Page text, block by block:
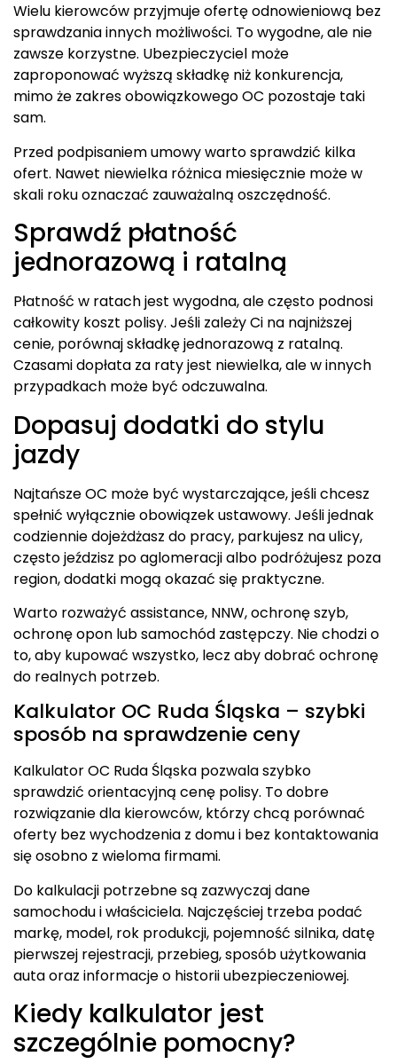
Wielu kierowców przyjmuje ofertę odnowieniową bez
sprawdzania innych możliwości. To wygodne, ale nie
zawsze korzystne. Ubezpieczyciel może
zaproponować wyższą składkę niż konkurencja,
mimo że zakres obowiązkowego OC pozostaje taki
sam.
Przed podpisaniem umowy warto sprawdzić kilka
ofert. Nawet niewielka różnica miesięcznie może w
skali roku oznaczać zauważalną oszczędność.
Sprawdź płatność
jednorazową i ratalną
Płatność w ratach jest wygodna, ale często podnosi
całkowity koszt polisy. Jeśli zależy Ci na najniższej
cenie, porównaj składkę jednorazową z ratalną.
Czasami dopłata za raty jest niewielka, ale w innych
przypadkach może być odczuwalna.
Dopasuj dodatki do stylu
jazdy
Najtańsze OC może być wystarczające, jeśli chcesz
spełnić wyłącznie obowiązek ustawowy. Jeśli jednak
codziennie dojeżdżasz do pracy, parkujesz na ulicy,
często jeździsz po aglomeracji albo podróżujesz poza
region, dodatki mogą okazać się praktyczne.
Warto rozważyć assistance, NNW, ochronę szyb,
ochronę opon lub samochód zastępczy. Nie chodzi o
to, aby kupować wszystko, lecz aby dobrać ochronę
do realnych potrzeb.
Kalkulator OC Ruda Śląska – szybki
sposób na sprawdzenie ceny
Kalkulator OC Ruda Śląska pozwala szybko
sprawdzić orientacyjną cenę polisy. To dobre
rozwiązanie dla kierowców, którzy chcą porównać
oferty bez wychodzenia z domu i bez kontaktowania
się osobno z wieloma firmami.
Do kalkulacji potrzebne są zazwyczaj dane
samochodu i właściciela. Najczęściej trzeba podać
markę, model, rok produkcji, pojemność silnika, datę
pierwszej rejestracji, przebieg, sposób użytkowania
auta oraz informacje o historii ubezpieczeniowej.
Kiedy kalkulator jest
szczególnie pomocny?